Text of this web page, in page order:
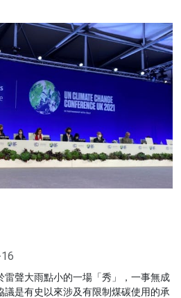
雷聲大雨點小的一場「秀」，一事無成
是有史以來涉及有限制煤碳使用的承